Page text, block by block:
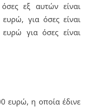
εξ αυτών είναι
για όσες είναι
για όσες είναι
ευρώ, η οποία έδινε